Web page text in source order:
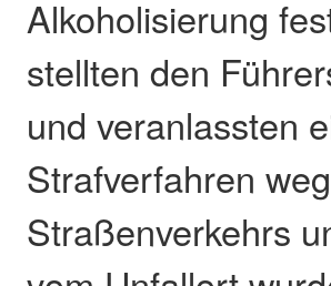
Alkoholisierung
stellten den
und veranlassten
Strafverfahren
Straßenverkehrs